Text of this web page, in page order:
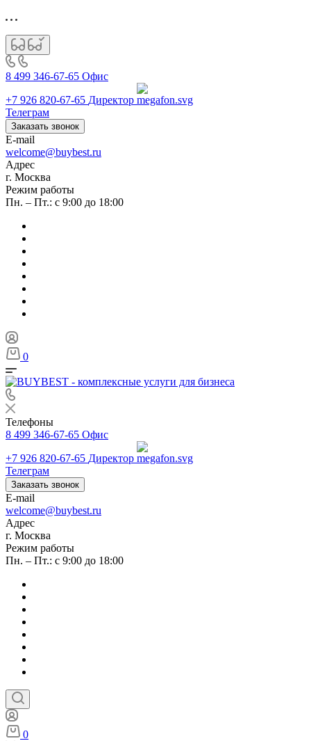
8 499 346-67-65 Офис
+7 926 820-67-65 Директор
Телеграм
Заказать звонок
E-mail
welcome@buybest.ru
Адрес
г. Москва
Режим работы
Пн. – Пт.: с 9:00 до 18:00
0
Телефоны
8 499 346-67-65 Офис
+7 926 820-67-65 Директор
Телеграм
Заказать звонок
E-mail
welcome@buybest.ru
Адрес
г. Москва
Режим работы
Пн. – Пт.: с 9:00 до 18:00
0